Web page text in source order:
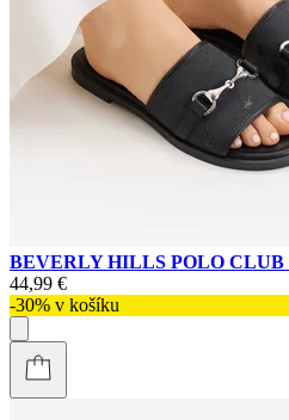
BEVERLY HILLS POLO CLUB
44,99 €
-30% v košíku